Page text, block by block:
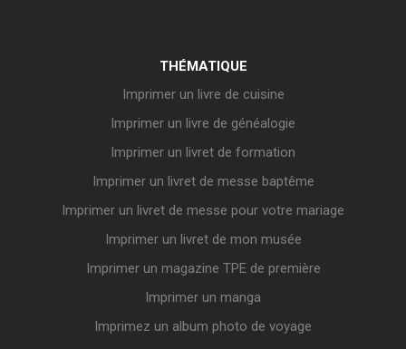
THÉMATIQUE
Imprimer un livre de cuisine
Imprimer un livre de généalogie
Imprimer un livret de formation
Imprimer un livret de messe baptême
Imprimer un livret de messe pour votre mariage
Imprimer un livret de mon musée
Imprimer un magazine TPE de première
Imprimer un manga
Imprimez un album photo de voyage